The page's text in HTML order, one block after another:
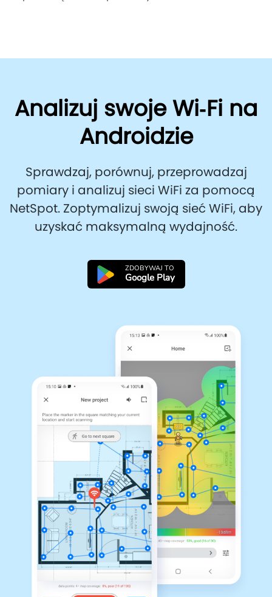
Analizuj swoje Wi‑Fi na
Androidzie
Sprawdzaj, porównuj, przeprowadzaj
pomiary i analizuj sieci WiFi za pomocą
NetSpot. Zoptymalizuj swoją sieć WiFi, aby
uzyskać maksymalną wydajność.
ZDOBYWAJ TO
Google Play